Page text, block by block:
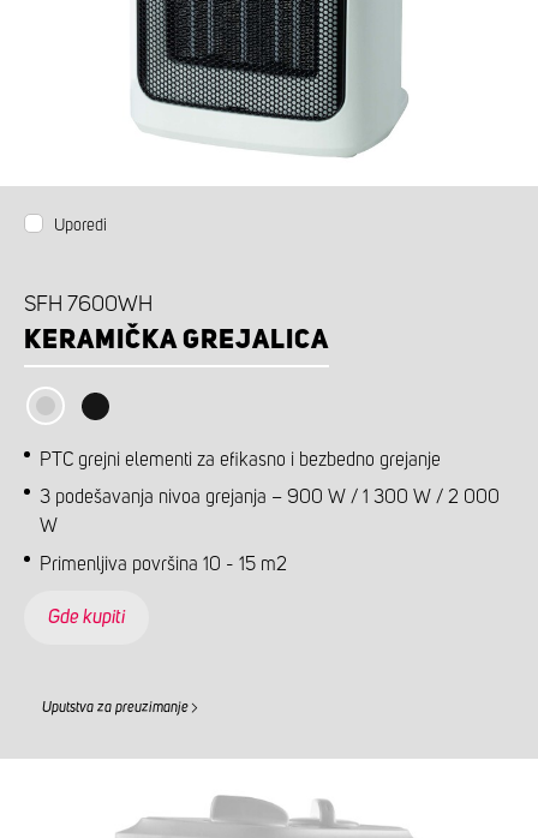
Uporedi
SFH 7600WH
KERAMIČKA GREJALICA
PTC grejni elementi za efikasno i bezbedno grejanje
3 podešavanja nivoa grejanja – 900 W / 1 300 W / 2 000
W
Primenljiva površina 10 - 15 m2
Gde kupiti
Uputstva za preuzimanje